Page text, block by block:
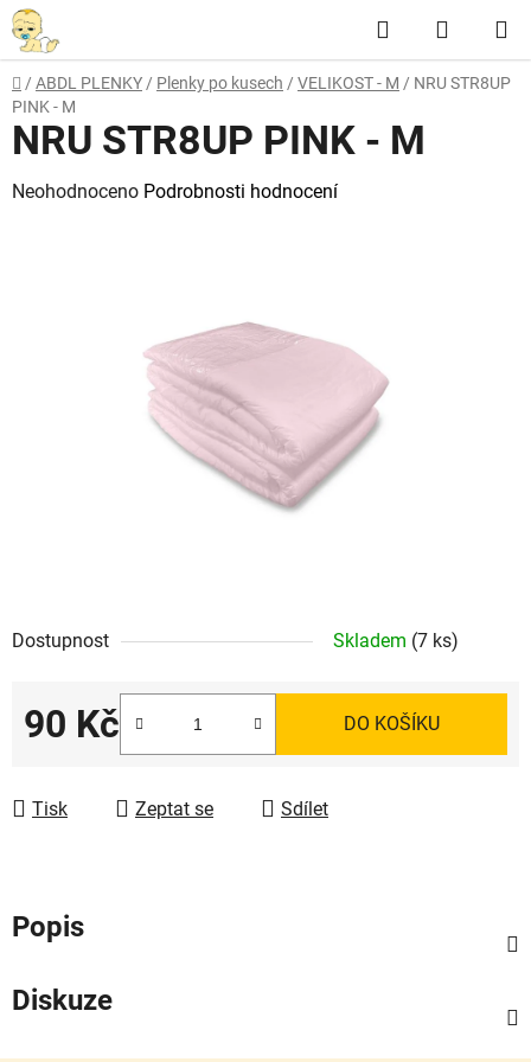
Přejít
na
obsah
Hledat
KOŠÍK
Domů
/ ABDL PLENKY / Plenky po kusech / VELIKOST - M / NRU STR8UP
PINK - M
Dostupnost Skladem (7 ks)
90 Kč
Měrná cena:
DO KOŠÍKU
Tisk Zeptat se Sdílet
NRU STR8UP PINK - M
Průměrné
Neohodnoceno Podrobnosti hodnocení
Popis
Diskuze